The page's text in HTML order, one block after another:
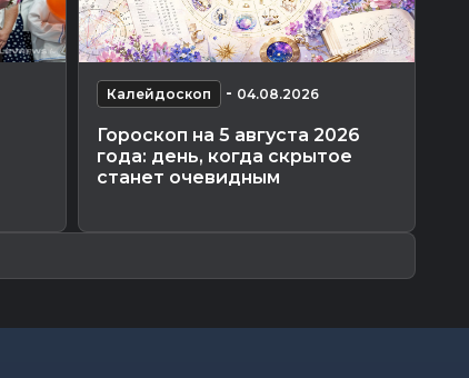
Калейдоскоп - 04.08.2026
Гороскоп на 5 августа 2026
года: день, когда скрытое
станет очевидным